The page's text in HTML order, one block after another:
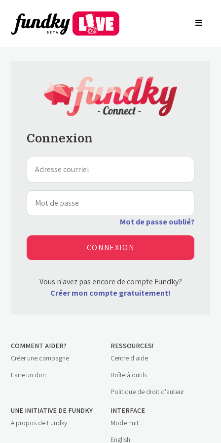
Arkade
Trouver une campagne
Rechercher des Groupes
Contactez-nous
Connexion
Mot de passe oublié?
Vous n'avez pas encore de compte Fundky?
Créer mon compte gratuitement!
COMMENT AIDER?
Créer une campagne
Faire un don
RESSOURCES!
Centre d'aide
Boîte à outils
Politique de droit d'auteur
UNE INITIATIVE DE FUNDKY
À propos de Fundky
INTERFACE
Mode nuit
English